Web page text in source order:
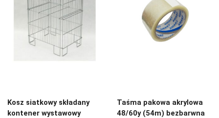
Kosz siatkowy składany
kontener wystawowy
Taśma pakowa akrylowa
48/60y (54m) bezbarwna